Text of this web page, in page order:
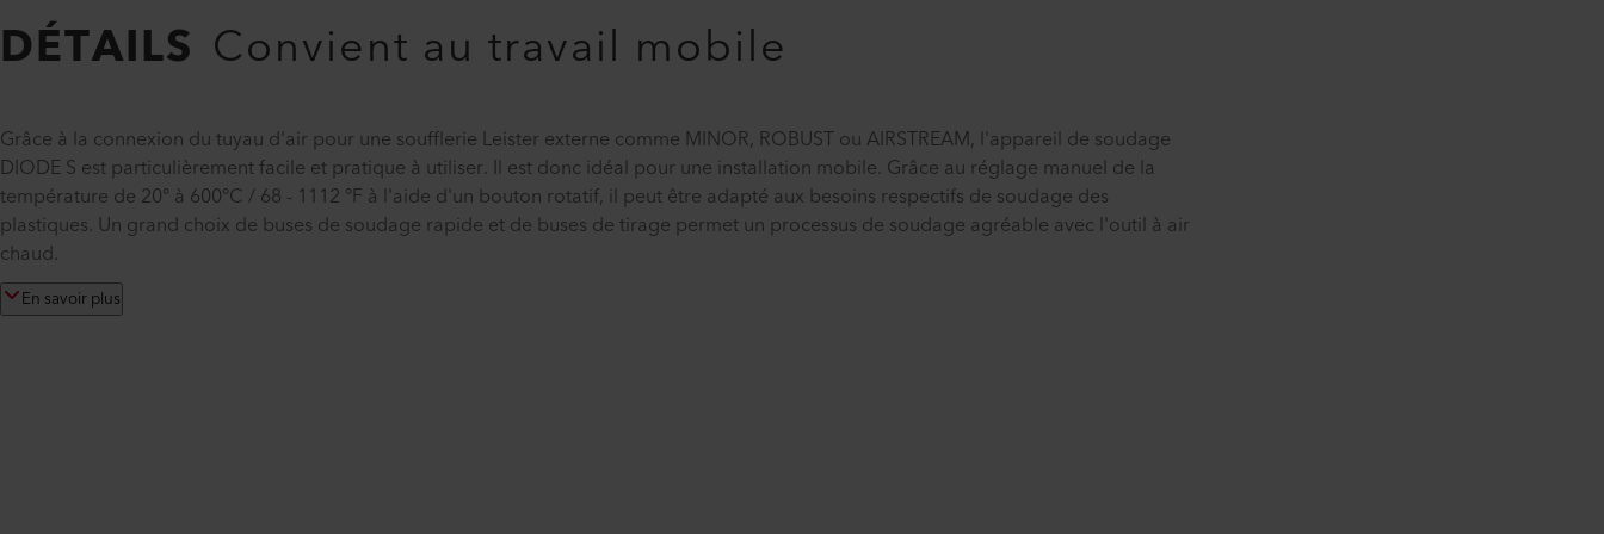
DÉTAILS Convient au travail mobile
Grâce à la connexion du tuyau d'air pour une soufflerie Leister externe comme MINOR, ROBUST ou AIRSTREAM, l'appareil de soudage
DIODE S est particulièrement facile et pratique à utiliser. Il est donc idéal pour une installation mobile. Grâce au réglage manuel de la
température de 20° à 600°C / 68 - 1112 °F à l'aide d'un bouton rotatif, il peut être adapté aux besoins respectifs de soudage des
plastiques. Un grand choix de buses de soudage rapide et de buses de tirage permet un processus de soudage agréable avec l'outil à air
chaud.
En savoir plus